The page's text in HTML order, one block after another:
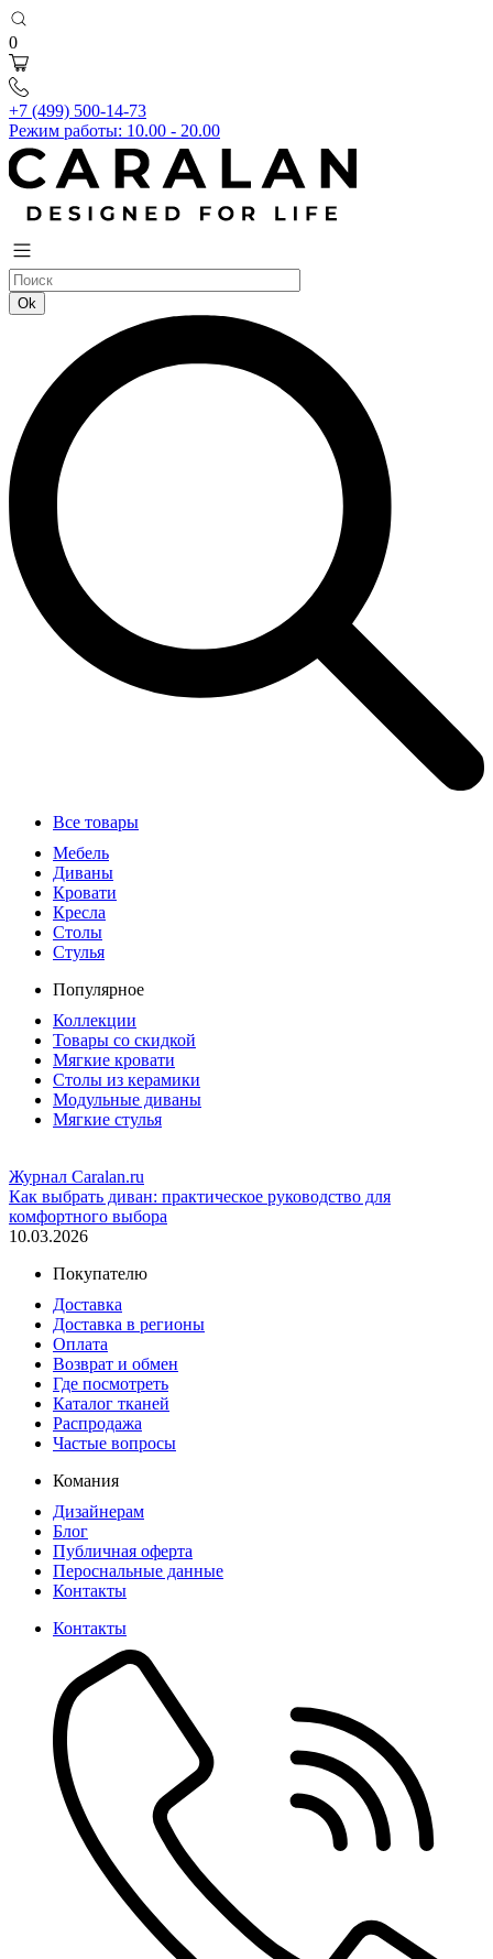
0
+7 (499) 500-14-73
Режим работы: 10.00 - 20.00
Все товары
Мебель
Диваны
Кровати
Кресла
Столы
Стулья
Популярное
Коллекции
Товары со скидкой
Мягкие кровати
Столы из керамики
Модульные диваны
Мягкие стулья
Журнал Caralan.ru
Как выбрать диван: практическое руководство для
комфортного выбора
10.03.2026
Покупателю
Доставка
Доставка в регионы
Оплата
Возврат и обмен
Где посмотреть
Каталог тканей
Распродажа
Частые вопросы
Комания
Дизайнерам
Блог
Публичная оферта
Пероснальные данные
Контакты
Контакты